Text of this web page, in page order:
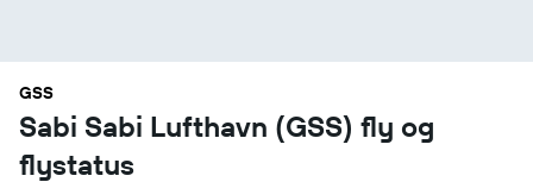
GSS
Sabi Sabi Lufthavn (GSS) fly og
flystatus